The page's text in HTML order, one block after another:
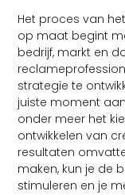
Het proces van
op maat begint
bedrijf, markt en
strategie te
juiste moment
onder meer het
ontwikkelen van
resultaten
maken, kun je de
stimuleren en je